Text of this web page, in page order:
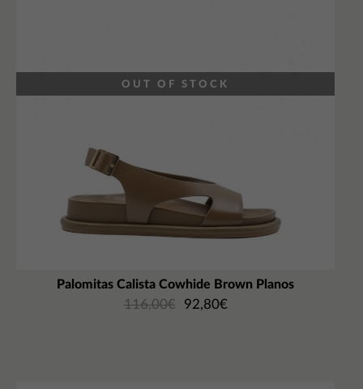
OUT OF STOCK
Palomitas Calista Cowhide Brown Planos
116,00€ 92,80€